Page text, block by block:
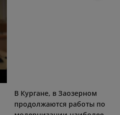
В Кургане, в Заозерном
продолжаются работы по